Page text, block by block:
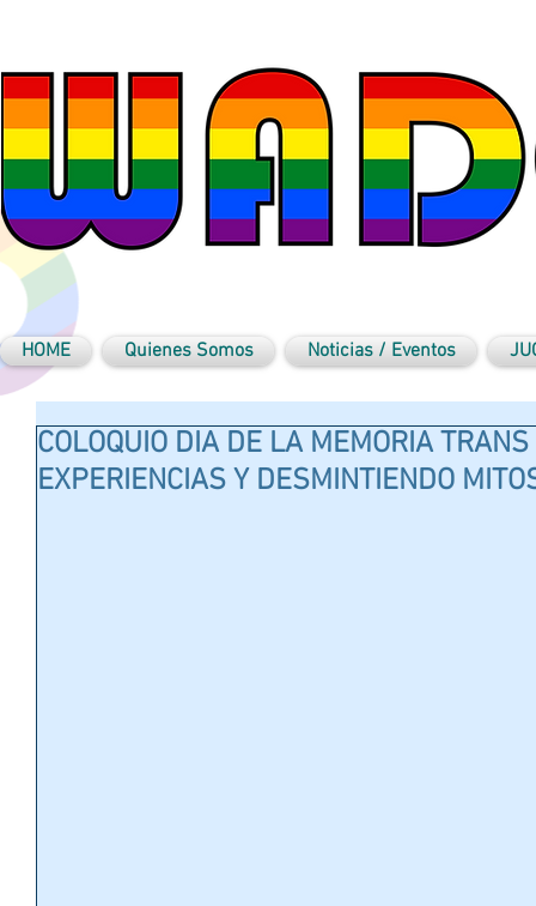
HOME Quienes Somos Noticias / Eventos
COLOQUIO DIA DE LA MEMORIA
EXPERIENCIAS Y DESMINTIENDO